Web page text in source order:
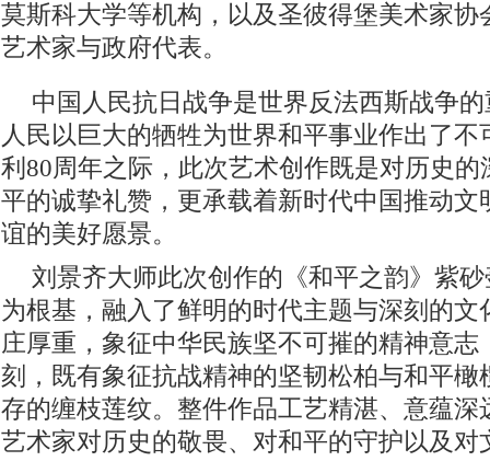
莫斯科大学等机构，以及圣彼得堡美术家协
艺术家与政府代表。
中国人民抗日战争是世界反法西斯战争
人民以巨大的牺牲为世界和平事业作出了
利80周年之际，此次艺术创作既是对历史
平的诚挚礼赞，更承载着新时代中国推动文
谊的美好愿景。
刘景齐大师此次创作的《和平之韵》紫
为根基，融入了鲜明的时代主题与深刻的文
庄厚重，象征中华民族坚不可摧的精神意志
刻，既有象征抗战精神的坚韧松柏与和平橄
存的缠枝莲纹。整件作品工艺精湛、意蕴深
艺术家对历史的敬畏、对和平的守护以及对